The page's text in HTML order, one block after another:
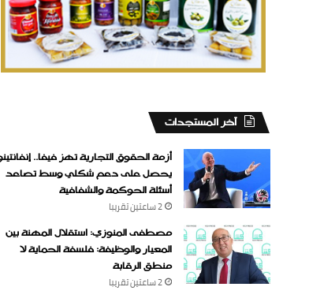
‏آخر المستجدات
أزمة الحقوق التجارية تهز فيفا..
يحصل على دعم شكلي وسط تصاعد
أسئلة الحوكمة والشفافية
2 ساعتين ‏تقريبا
مصطفى المنوزي: استقلال المهنة بين
المعيار والوظيفة: فلسفة الحماية لا
منطق الرقابة
2 ساعتين ‏تقريبا